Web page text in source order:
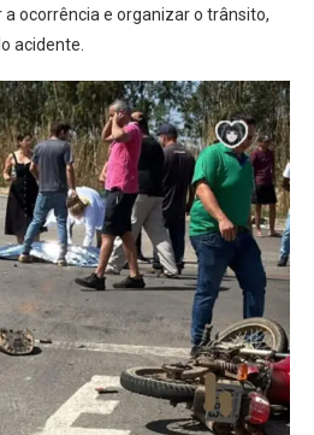
ocorrência e organizar o trânsito,
acidente.